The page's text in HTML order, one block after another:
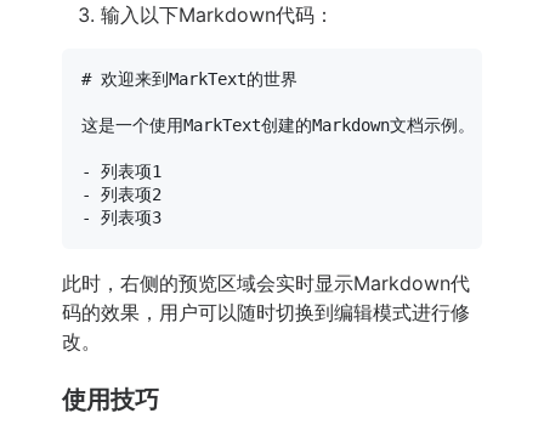
输入以下Markdown代码：
# 欢迎来到MarkText的世界
这是一个使用MarkText创建的Markdown文档示例。
-
-
-
此时，右侧的预览区域会实时显示Markdown代
码的效果，用户可以随时切换到编辑模式进行修
改。
使用技巧